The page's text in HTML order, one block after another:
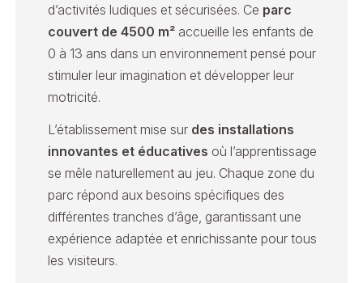
d’activités ludiques et sécurisées. Ce parc
couvert de 4500 m² accueille les enfants de
0 à 13 ans dans un environnement pensé pour
stimuler leur imagination et développer leur
motricité.
L’établissement mise sur des installations
innovantes et éducatives où l’apprentissage
se mêle naturellement au jeu. Chaque zone du
parc répond aux besoins spécifiques des
différentes tranches d’âge, garantissant une
expérience adaptée et enrichissante pour tous
les visiteurs.